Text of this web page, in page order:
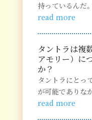
持っているんだ
read more
タントラは複
アモリー）に
か？
タントラにとっ
が可能でありな
read more